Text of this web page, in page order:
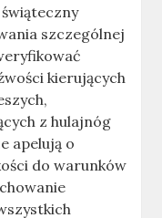
szczególnej
kierujących
z hulajnóg
apelują o
do warunków